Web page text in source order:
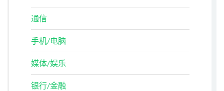
通信
手机/电脑
媒体/娱乐
银行/金融